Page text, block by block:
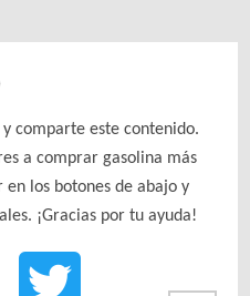
comparte este contenido.
a comprar gasolina más
en los botones de abajo y
¡Gracias por tu ayuda!